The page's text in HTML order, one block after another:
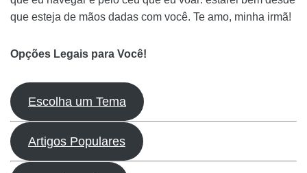
que esteja de mãos dadas com você. Te amo, minha irmã!
Opções Legais para Você!
Escolha um Tema
Artigos Populares